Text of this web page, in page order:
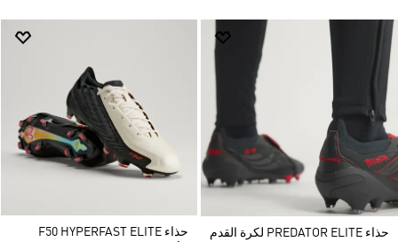
حذاء PREDATOR ELITE لكرة القدم
حذاء F50 HYPERFAST ELITE